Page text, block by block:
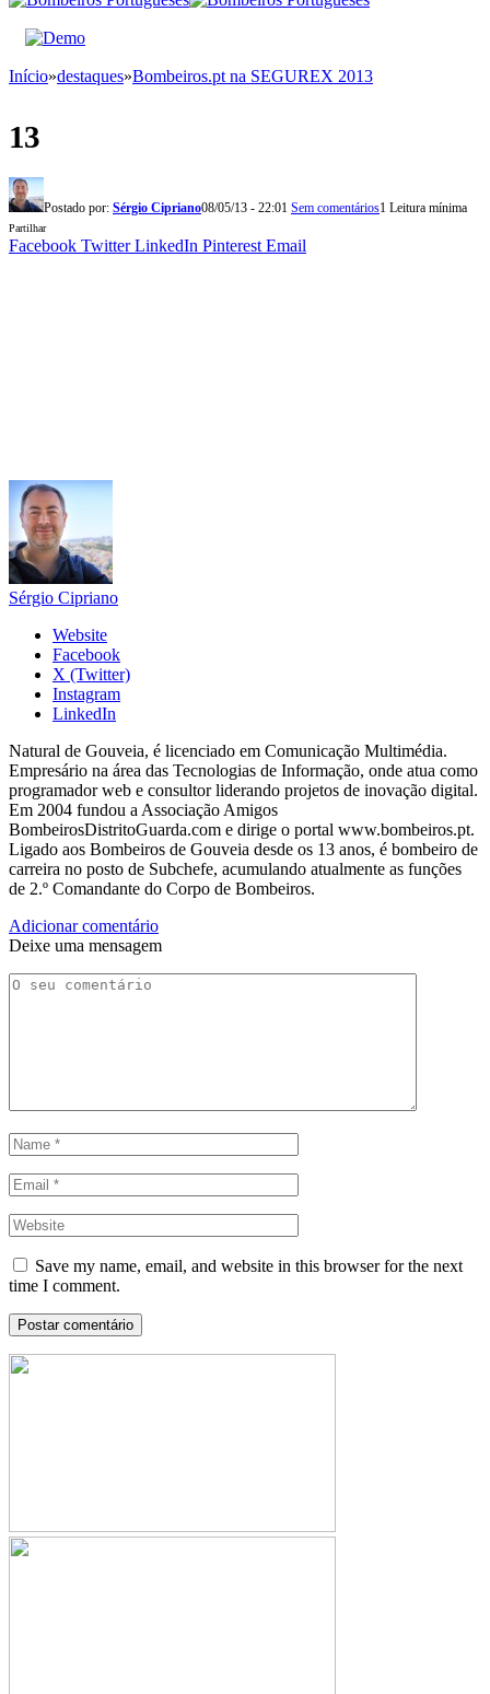
Início»destaques»Bombeiros.pt na SEGUREX 2013
13
Postado por: Sérgio Cipriano08/05/13 - 22:01 Sem comentários1 Leitura mínima
Partilhar
Facebook Twitter LinkedIn Pinterest Email
Sérgio Cipriano
Website
Facebook
X (Twitter)
Instagram
LinkedIn
Natural de Gouveia, é licenciado em Comunicação Multimédia.
Empresário na área das Tecnologias de Informação, onde atua como
programador web e consultor liderando projetos de inovação digital.
Em 2004 fundou a Associação Amigos
BombeirosDistritoGuarda.com e dirige o portal www.bombeiros.pt.
Ligado aos Bombeiros de Gouveia desde os 13 anos, é bombeiro de
carreira no posto de Subchefe, acumulando atualmente as funções
de 2.º Comandante do Corpo de Bombeiros.
Adicionar comentário
Deixe uma mensagem
Save my name, email, and website in this browser for the next
time I comment.